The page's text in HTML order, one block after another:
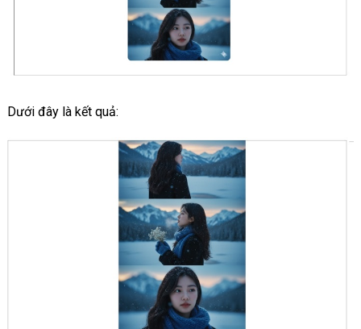
Dưới đây là kết quả: